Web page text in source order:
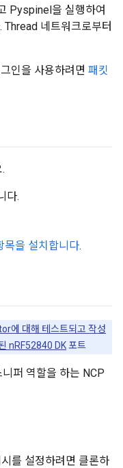
Pyspinel을 실행하여
네트워크로부터
인을 사용하려면 패킷
다.
을 설치합니다.
에 대해 테스트되고 작성
nRF52840 DK포트
퍼 역할을 하는 NCP
를 설정하려면 클론하